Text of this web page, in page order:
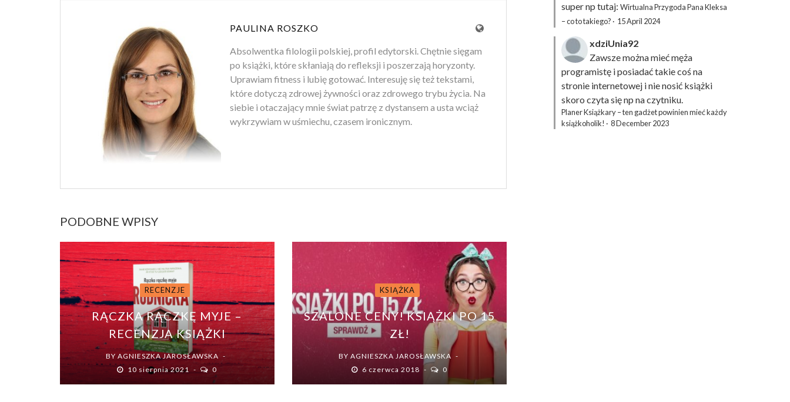
PAULINA ROSZKO
Absolwentka filologii polskiej, profil edytorski. Chętnie sięgam
po książki, które skłaniają do refleksji i poszerzają horyzonty.
Uprawiam fitness i lubię gotować. Interesuję się też tekstami,
które dotyczą zdrowej żywności oraz zdrowego trybu życia. Na
siebie i otaczający mnie świat patrzę z dystansem a usta wciąż
wykrzywiam w uśmiechu, czasem ironicznym.
PODOBNE WPISY
RECENZJE
RĄCZKA RĄCZKĘ MYJE –
RECENZJA KSIĄŻKI
BYAGNIESZKA JAROSŁAWSKA
10 sierpnia 2021
0
KSIĄŻKA
SZALONE CENY! KSIĄŻKI PO 15
ZŁ!
BY AGNIESZKA JAROSŁAWSKA
6 czerwca 2018
0
super np tutaj: Wirtualna Przygoda Pana Kleksa
– co to takiego? · 15 April 2024
xdziUnia92
Zawsze można mieć męża
programistę i posiadać takie coś na
stronie internetowej i nie nosić książki
skoro czyta się np na czytniku.
Planer Książkary – ten gadżet powinien mieć każdy
książkoholik! · 8 December 2023